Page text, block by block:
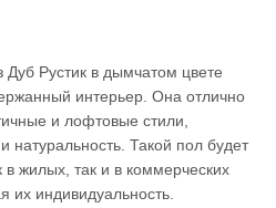
Рустик в дымчатом цвете
интерьер. Она отлично
и лофтовые стили,
Такой пол будет
в жилых, так и в коммерческих
их индивидуальность.